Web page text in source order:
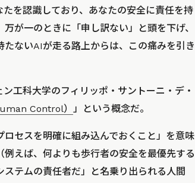
を認識しており、あなたの安全に責任を持
が一のときに「申し訳ない」と頭を下げ、
ないAIが走る路上からは、この痛みを引き
工科大学のフィリッポ・サントーニ・デ・
Control） 」という概念だ。
セスを明確に組み込んでおくこと」を意味
えば、何よりも歩行者の安全を最優先する
テムの責任者だ」と名乗り出られる人間